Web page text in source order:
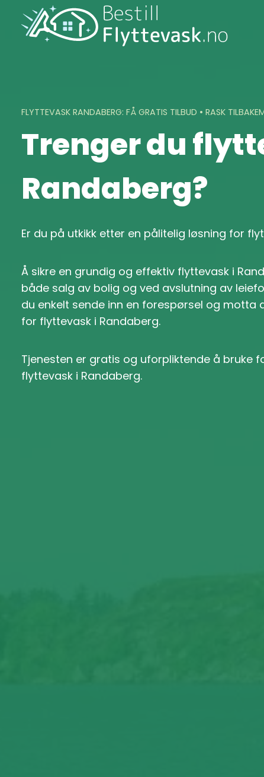
content
FLYTTEVASK RANDABERG: FÅ GRATIS TILBUD • RASK
Trenger du
Randaberg?
Er du på utkikk etter en pålitelig løsning for
Å sikre en grundig og effektiv flyttevask i
både salg av bolig og ved avslutning av
du enkelt sende inn en forespørsel og motta
for flyttevask i Randaberg.
Tjenesten er gratis og uforpliktende å bruke
flyttevask i Randaberg.